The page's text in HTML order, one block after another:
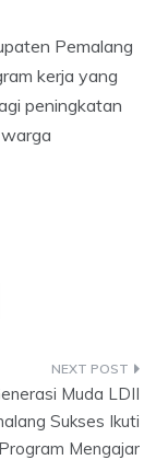
Pemalang
kerja yang
peningkatan
Muda LDII
Sukses Ikuti
Program Mengajar